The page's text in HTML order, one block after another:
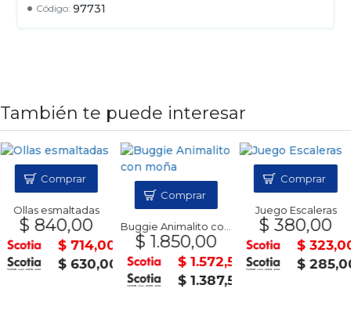
Código: 97731
También te puede interesar
Ollas esmaltadas
$ 840,00
$ 714,00
$ 630,00
Comprar
Buggie Animalito con moña
$ 1.850,00
$ 1.572,50
$ 1.387,50
Comprar
Juego Escaleras
$ 380,00
$
$
Comprar